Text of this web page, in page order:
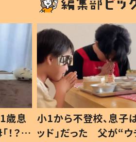
歳息
？」
小1から不登校、息子
ッド」だった 父が“